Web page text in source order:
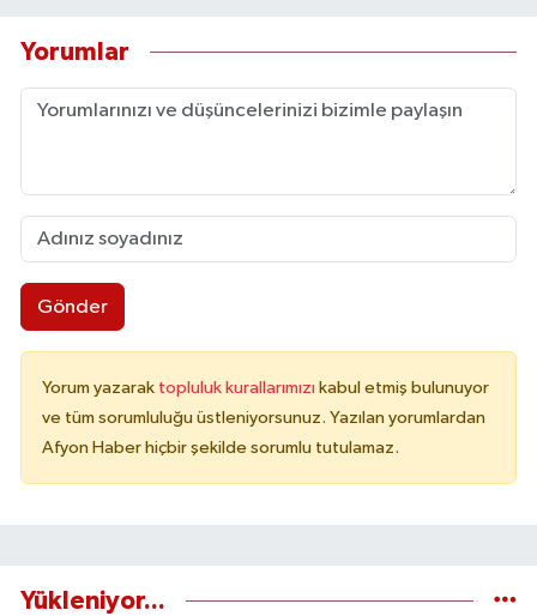
Yorumlar
Gönder
Yorum yazarak topluluk kurallarımızı kabul etmiş bulunuyor
ve tüm sorumluluğu üstleniyorsunuz. Yazılan yorumlardan
Afyon Haber hiçbir şekilde sorumlu tutulamaz.
Yükleniyor...